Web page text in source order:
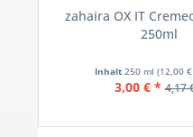
zahaira OX IT
250ml
Inhalt250 ml(12,00
3,00 € * 4,17